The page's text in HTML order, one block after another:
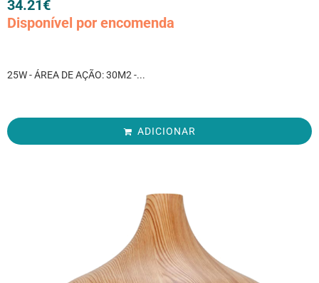
34.21€
Disponível por encomenda
25W - ÁREA DE AÇÃO: 30M2 -...
ADICIONAR